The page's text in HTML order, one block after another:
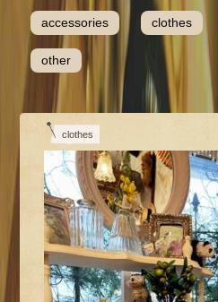
accessories clothes
other
clothes